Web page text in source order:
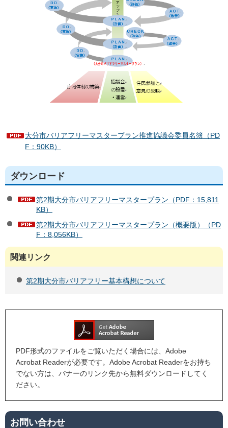
大分市バリアフリーマスタープラン推進協議会委員名簿（PD
F：90KB）
ダウンロード
第2期大分市バリアフリーマスタープラン（PDF：15,811
KB）
第2期大分市バリアフリーマスタープラン（概要版）（PD
F：8,056KB）
関連リンク
第2期大分市バリアフリー基本構想について
PDF形式のファイルをご覧いただく場合には、Adobe
Acrobat Readerが必要です。Adobe Acrobat Readerをお持ち
でない方は、バナーのリンク先から無料ダウンロードしてく
ださい。
お問い合わせ